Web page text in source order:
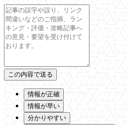
情報が正確
情報が早い
分かりやすい